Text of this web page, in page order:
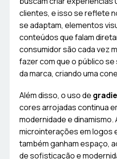
clientes, e isso se reflete
se adaptam, elementos
conteúdos que falam
consumidor são cada vez
fazer com que o público
da marca, criando uma
Além disso, o uso de
cores arrojadas continua
modernidade e
microinterações em logos
também ganham espaço,
de sofisticação e